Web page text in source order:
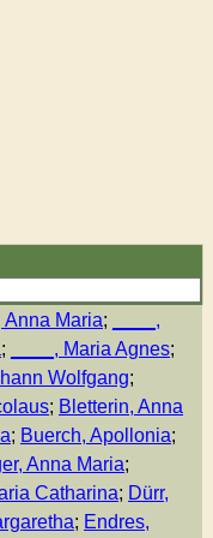
Anna Maria;
____,
; ____, Maria Agnes;
Wolfgang;
; Bletterin, Anna
; Buerch, Apollonia;
Anna Maria;
Catharina; Dürr,
; Endres,